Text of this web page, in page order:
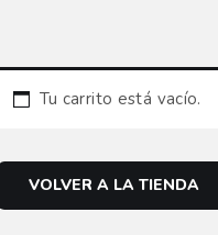
Tu carrito está vacío.
VOLVER A LA TIENDA